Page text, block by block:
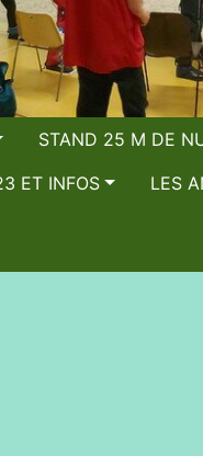
STAND 25 M DE
ET INFOS
LES